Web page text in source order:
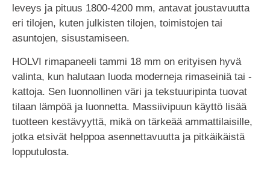
leveys ja pituus 1800-4200 mm, antavat joustavuutta
eri tilojen, kuten julkisten tilojen, toimistojen tai
asuntojen, sisustamiseen.
HOLVI rimapaneeli tammi 18 mm on erityisen hyvä
valinta, kun halutaan luoda moderneja rimaseiniä tai -
kattoja. Sen luonnollinen väri ja tekstuuripinta tuovat
tilaan lämpöä ja luonnetta. Massiivipuun käyttö lisää
tuotteen kestävyyttä, mikä on tärkeää ammattilaisille,
jotka etsivät helppoa asennettavuutta ja pitkäikäistä
lopputulosta.